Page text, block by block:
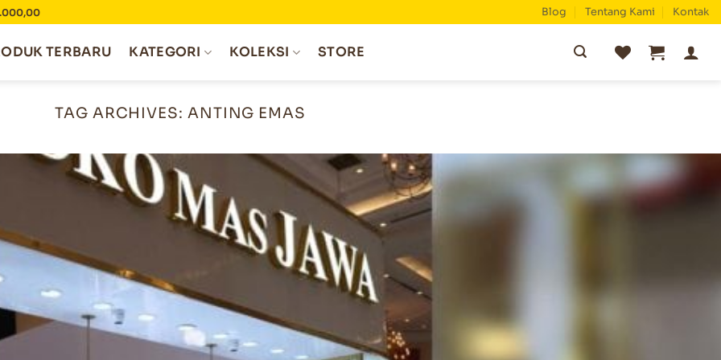
Blog Tentang Kami Kontak
TERBARU KATEGORI KOLEKSI STORE
TAG ARCHIVES: ANTING EMAS